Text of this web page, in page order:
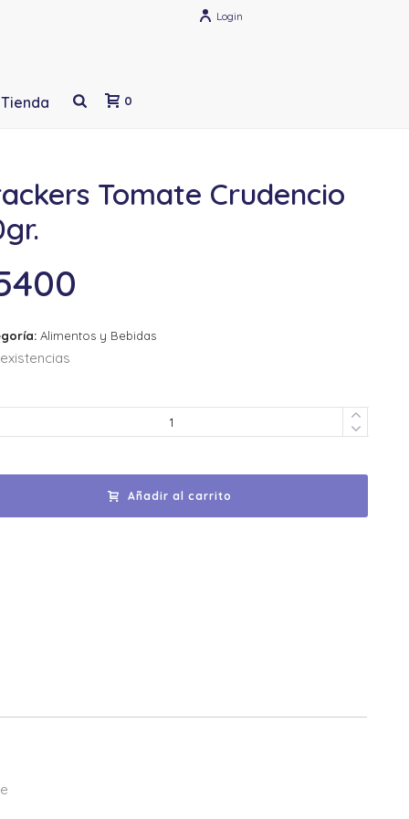
Login
Tienda 0
Tomate Crudencio
Alimentos y Bebidas
Añadir al carrito